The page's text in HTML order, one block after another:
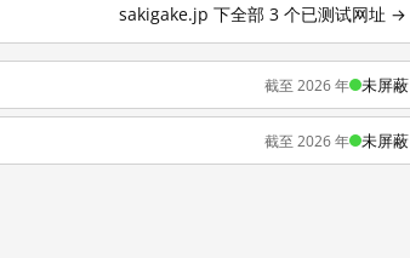
sakigake.jp 下全部 3 个已测试网址 →
截至 2026 年 未屏蔽
截至 2026 年 未屏蔽